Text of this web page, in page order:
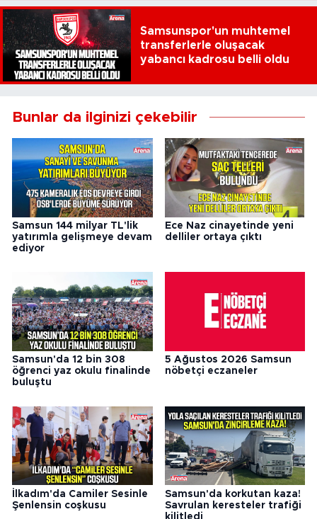
Samsunspor'un muhtemel
transferlerle oluşacak
yabancı kadrosu belli oldu
Bunlar da ilginizi çekebilir
Samsun 144 milyar TL'lik
yatırımla gelişmeye devam
ediyor
Ece Naz cinayetinde yeni
delliler ortaya çıktı
Samsun'da 12 bin 308
öğrenci yaz okulu finalinde
buluştu
5 Ağustos 2026 Samsun
nöbetçi eczaneler
İlkadım'da Camiler Sesinle
Şenlensin coşkusu
Samsun'da korkutan kaza!
Savrulan keresteler trafiği
kilitledi